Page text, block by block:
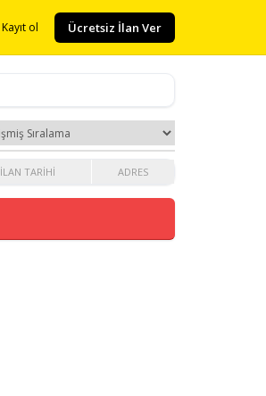
Kayıt ol Ücretsiz İlan Ver
İLAN TARIHI ADRES